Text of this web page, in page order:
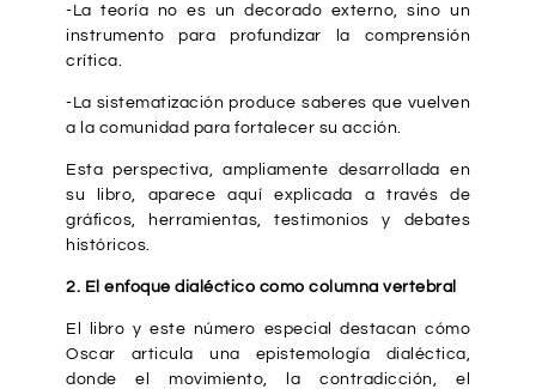
-La teoría no es un decorado externo, sino un
instrumento para profundizar la comprensión
crítica.
-La sistematización produce saberes que vuelven
a la comunidad para fortalecer su acción.
Esta perspectiva, ampliamente desarrollada en
su libro, aparece aquí explicada a través de
gráficos, herramientas, testimonios y debates
históricos.
2. El enfoque dialéctico como columna vertebral
El libro y este número especial destacan cómo
Oscar articula una epistemología dialéctica,
donde el movimiento, la contradicción, el